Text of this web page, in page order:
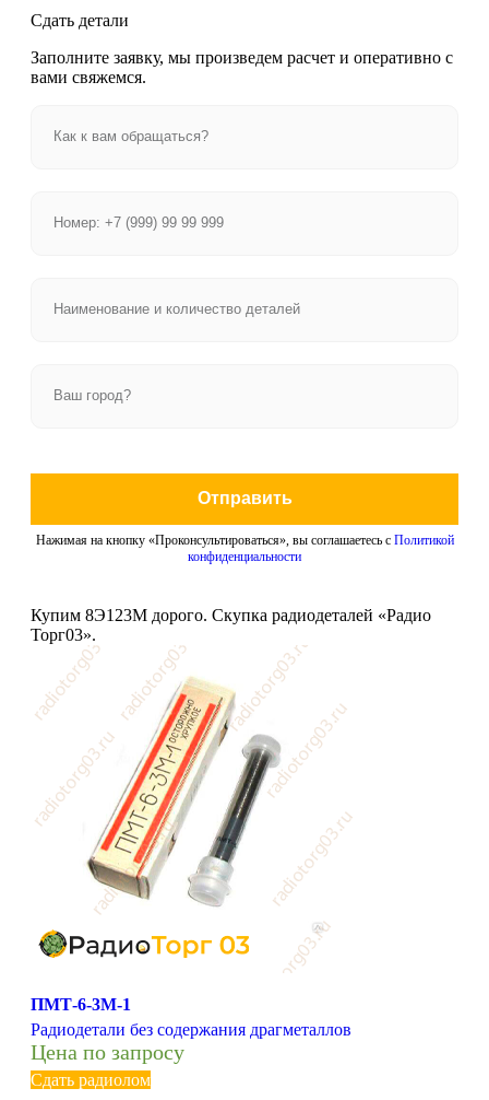
Сдать детали
Заполните заявку, мы произведем расчет и оперативно с
вами свяжемся.
Отправить
Нажимая на кнопку «Проконсультироваться», вы соглашаетесь с Политикой
конфиденциальности
Купим 8Э123М дорого. Скупка радиодеталей «Радио
Торг03».
ПМТ-6-3М-1
Радиодетали без содержания драгметаллов
Цена по запросу
Сдать радиолом